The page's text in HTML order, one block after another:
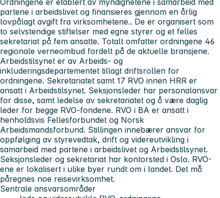
partene i arbeidslivet og finansieres gjennom en årlig
lovpålagt avgift fra virksomhetene.. De er organisert som
to selvstendige stiftelser med egne styrer og et felles
sekretariat på fem ansatte. Totalt omfatter ordningene 46
regionale verneombud fordelt på de aktuelle bransjene.
Arbeidstilsynet er av Arbeids- og
inkluderingsdepartementet tillagt driftsrollen for
ordningene. Sekretariatet samt 17 RVO innen HRR er
ansatt i Arbeidstilsynet. Seksjonsleder har personalansvar
for disse, samt ledelse av sekretariatet og å være daglig
leder for begge RVO-fondene. RVO i BA er ansatt i
henholdsvis Fellesforbundet og Norsk
Arbeidsmandsforbund. Stillingen innebærer ansvar for
oppfølging av styrevedtak, drift og videreutvikling i
samarbeid med partene i arbeidslivet og Arbeidstilsynet.
Seksjonsleder og sekretariat har kontorsted i Oslo. RVO-
ene er lokalisert i ulike byer rundt om i landet. Det må
påregnes noe reisevirksomhet.
Sentrale ansvarsområder